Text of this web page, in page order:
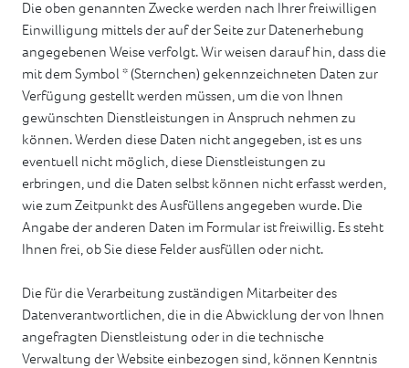
Die oben genannten Zwecke werden nach Ihrer freiwilligen
Einwilligung mittels der auf der Seite zur Datenerhebung
angegebenen Weise verfolgt. Wir weisen darauf hin, dass die
mit dem Symbol * (Sternchen) gekennzeichneten Daten zur
Verfügung gestellt werden müssen, um die von Ihnen
gewünschten Dienstleistungen in Anspruch nehmen zu
können. Werden diese Daten nicht angegeben, ist es uns
eventuell nicht möglich, diese Dienstleistungen zu
erbringen, und die Daten selbst können nicht erfasst werden,
wie zum Zeitpunkt des Ausfüllens angegeben wurde. Die
Angabe der anderen Daten im Formular ist freiwillig. Es steht
Ihnen frei, ob Sie diese Felder ausfüllen oder nicht.
Die für die Verarbeitung zuständigen Mitarbeiter des
Datenverantwortlichen, die in die Abwicklung der von Ihnen
angefragten Dienstleistung oder in die technische
Verwaltung der Website einbezogen sind, können Kenntnis